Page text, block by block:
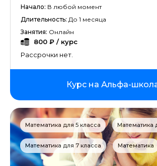
Начало: В любой момент
Длительность: До 1 месяца
Занятия: Онлайн
800 ₽ / курс
Рассрочки нет.
Курс на Альфа-
Математика для 5 класса Математика
Математика для 7 класса Математика